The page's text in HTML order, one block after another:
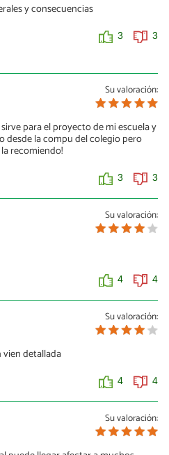
y consecuencias
3 3
a segunda persona
0 1
Su valoración:
para el proyecto de mi escuela y
desde la compu del colegio pero
recomiendo!
3 3
Su valoración:
4 4
Su valoración:
detallada
4 4
Su valoración: